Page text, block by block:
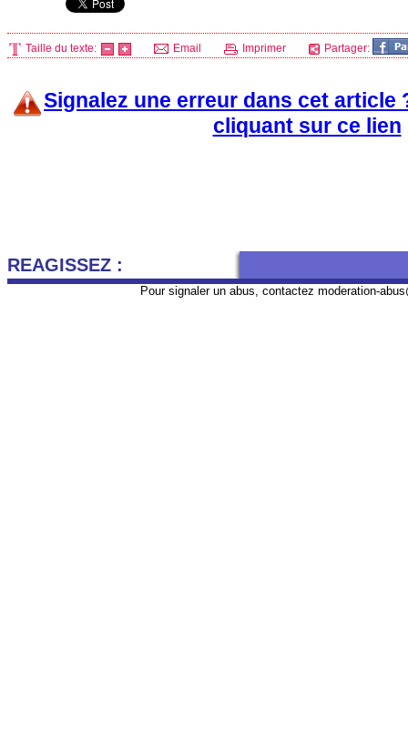
Taille du texte: Email Imprimer Partager:
Signalez une erreur dans cet article
cliquant sur ce lien
REAGISSEZ :
Pour signaler un abus, contactez moderation-